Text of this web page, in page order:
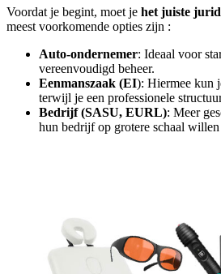
Voordat je begint, moet je het juiste
meest voorkomende opties zijn :
Auto-ondernemer: Ideaal voor
vereenvoudigd beheer.
Eenmanszaak (EI): Hiermee kun
terwijl je een professionele
Bedrijf (SASU, EURL): Meer
hun bedrijf op grotere schaal